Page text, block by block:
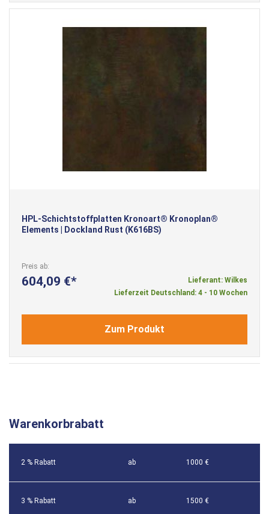
HPL-Schichtstoffplatten Kronoart® Kronoplan®
Elements | Dockland Rust (K616BS)
Preis ab
604,09 €
Lieferant: Wilkes
Lieferzeit Deutschland: 4 - 10 Wochen
Zum Produkt
Warenkorbrabatt
2 % Rabatt ab 1000 €
3 % Rabatt ab 1500 €